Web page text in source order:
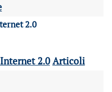
2.0 Articoli